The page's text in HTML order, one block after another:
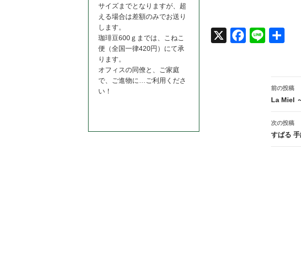
Face
Line
投
稿
ナ
ビ
前の投稿
La Miel
次の投稿
すばる
サイズまでとなりますが、超
える場合は差額のみでお送り
します。
珈琲豆600ｇまでは、こねこ
便（全国一律420円）にて承
ります。
オフィスの同僚と、ご家庭
で、ご進物に…ご利用くださ
い！